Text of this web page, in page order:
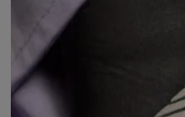
Mathias
Président de